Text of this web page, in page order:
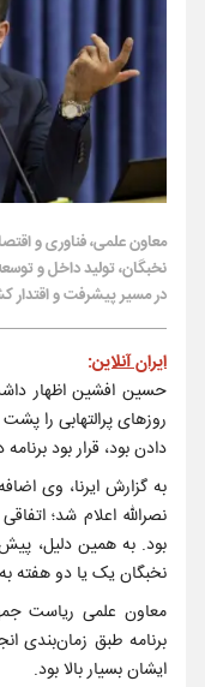
معاون علمی، فناوری و
نخبگان، تولید داخل و
در مسیر پیشرفت و اقتدار
ایران آنلاین:
روزهای پرالتهابی را
دادن بود، قرار بود
به گزارش ایرنا، وی
نصرالله اعلام شد؛
بود. به همین دلیل،
نخبگان یک یا دو هفته
معاون علمی ریاست
برنامه طبق زمان‌بندی
ایشان بسیار بالا بود.